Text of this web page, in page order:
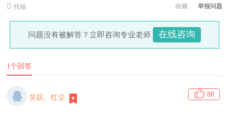
托福 举报问题
收藏
问题没有被解答？立即咨询专业老师 在线咨询
1个回答
笑叹。红尘 88